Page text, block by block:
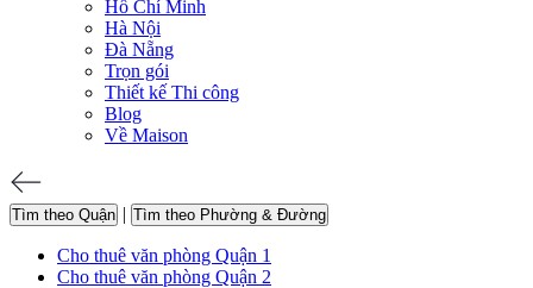
Hồ Chí Minh
Hà Nội
Đà Nẵng
Trọn gói
Thiết kế Thi công
Blog
Về Maison
Tìm theo Quận | Tìm theo Phường & Đường
Cho thuê văn phòng Quận 1
Cho thuê văn phòng Quận 2